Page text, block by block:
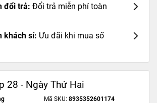
đổi trả: Đổi trả miễn phí toàn
khách sỉ: Ưu đãi khi mua số
28 - Ngày Thứ Hai
Mã SKU: 8935352601174